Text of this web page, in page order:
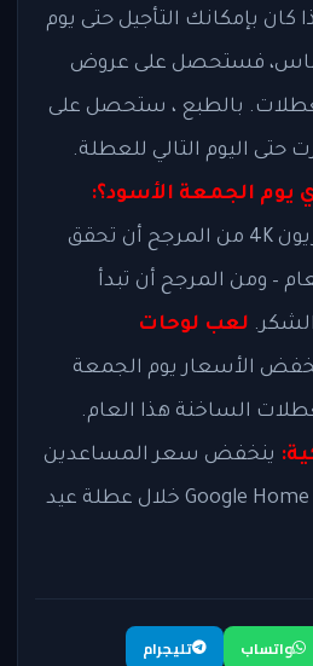
كان بإمكانك التأجيل حتى يوم
فستحصل على عروض
بالطبع ، ستحصل على
حتى اليوم التالي للعطلة.
يوم الجمعة الأسود؟:
أجهزة تلفزيون 4K من المرجح أن تحقق
– ومن المرجح أن تبدأ
لعب لوحات
الأسعار يوم الجمعة
الساخنة هذا العام.
ينخفض ​​سعر المساعدين
مثل Amazon’s Echo و Google Home خلال عطلة عيد
واتساب
تليجرام